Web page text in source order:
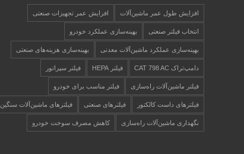
افزایش طول عمر ماشین‌آلات افزایش عمر تجهیزات صنعتی
انتخاب فیلتر صنعتی بهینه‌سازی عملکرد خودرو
بهینه‌سازی عملکرد ماشین‌آلات معدنی بهینه‌سازی هزینه‌های صنعتی
دامپ‌تراک CAT 798 AC فیلتر HEPA فیلتر سپراتور
فیلتر ماشین‌آلات راه‌سازی فیلتر مناسب برای خودرو
فیلترهای داست کالکتور فیلترهای صنعتی فیلترهای ماشین‌آلات سنگین
نگهداری ماشین‌آلات راه‌سازی کاهش مصرف سوخت خودرو